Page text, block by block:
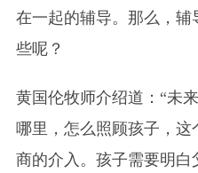
在一起的辅导。那么，
些呢？
黄国伦牧师介绍道：“未
哪里，怎么照顾孩子，
商的介入。孩子需要明